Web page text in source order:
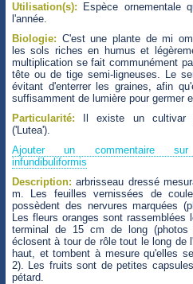
Utilisation(s): Espèce ornementale
l'année.
Biologie: C'est une plante de mi
les sols riches en humus et
multiplication se fait communément
tête ou de tige semi-ligneuses. Le
évitant d'enterrer les graines, afin
suffisamment de lumière pour germer
Particularité: Il existe un cultivar
('Lutea').
Ajouter un commentaire sur
infundibuliformis
Description: arbrisseau dressé
m. Les feuilles vernissées de
possèdent des nervures marquées
Les fleurs oranges sont rassemblées
terminal de 15 cm de long
éclosent à tour de rôle tout le long de
haut, et tombent à mesure qu'elles
2). Les fruits sont de petites
pétard.